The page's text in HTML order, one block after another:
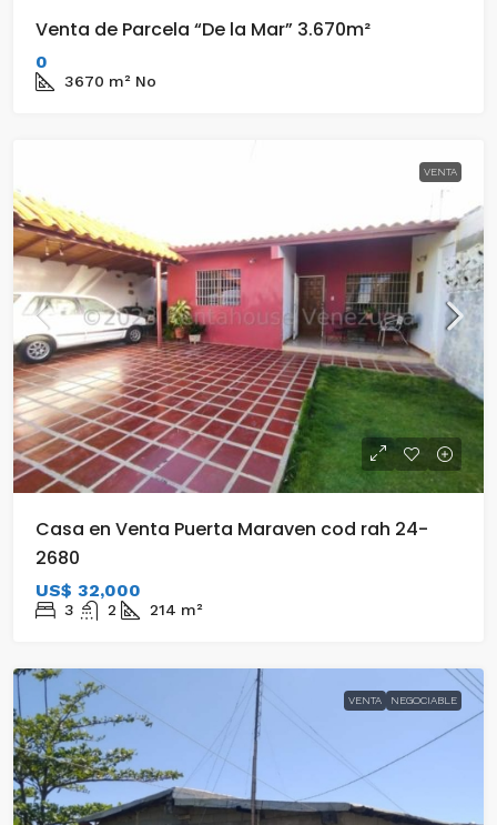
Venta de Parcela “De la Mar” 3.670m²
0
3670 m² No
VENTA
Casa en Venta Puerta Maraven cod rah 24-
2680
US$ 32,000
3 2 214 m²
VENTA NEGOCIABLE